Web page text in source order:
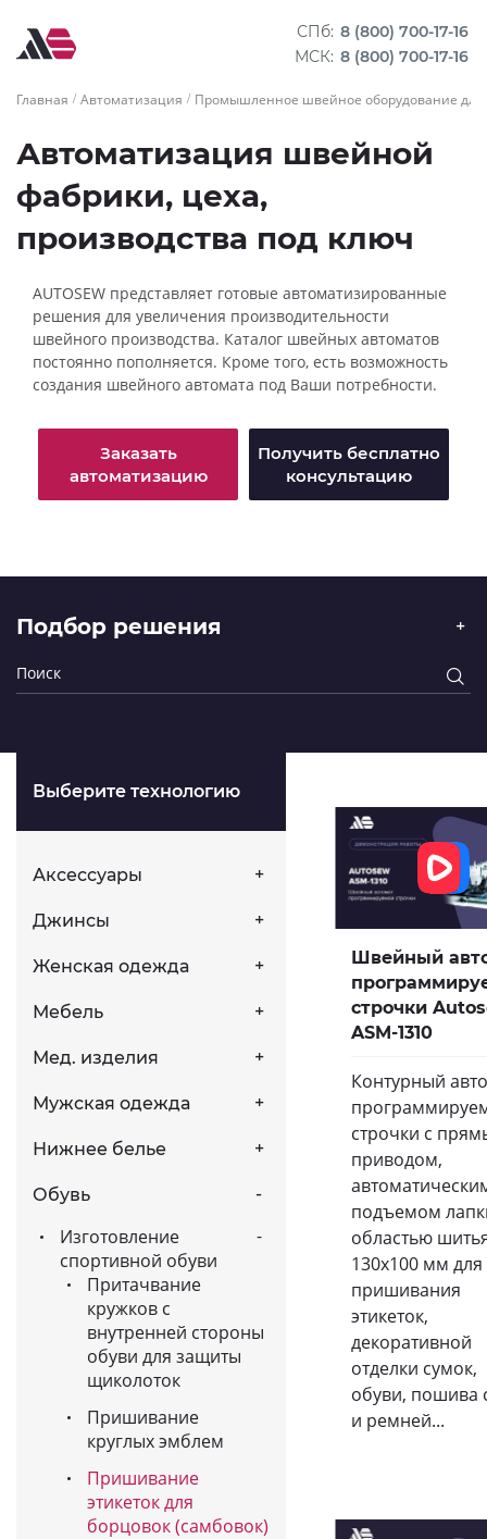
СПб: 8 (800) 700-17-16
МСК: 8 (800) 700-17-16
Главная Автоматизация Промышленное швейное оборудование для
Автоматизация швейной
фабрики, цеха,
производства под ключ
AUTOSEW представляет готовые автоматизированные
решения для увеличения производительности
швейного производства. Каталог швейных автоматов
постоянно пополняется. Кроме того, есть возможность
создания швейного автомата под Ваши потребности.
Заказать
автоматизацию
Получить бесплатно
консультацию
Подбор решения
Выберите технологию
Аксессуары
Джинсы
Женская одежда
Мебель
Мед. изделия
Мужская одежда
Нижнее белье
Обувь
Изготовление
спортивной обуви
Притачвание
кружков с
внутренней стороны
обуви для защиты
щиколоток
Пришивание
круглых эмблем
Пришивание
этикеток для
борцовок (самбовок)
Швейный
строчки
ASM-1310
Контурный
строчки с
приводом,
подъемом
областью
130х100 мм для
пришивания
этикеток,
декоративной
отделки сумок,
обуви, пошива
и ремней...